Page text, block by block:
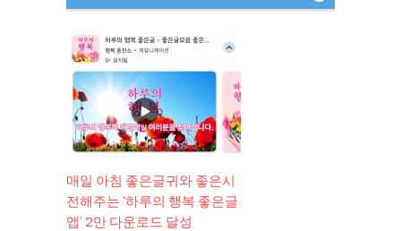
매일 아침 좋은글귀와 좋은시
전해주는 ‘하루의 행복 좋은글
앱’ 2만 다운로드 달성